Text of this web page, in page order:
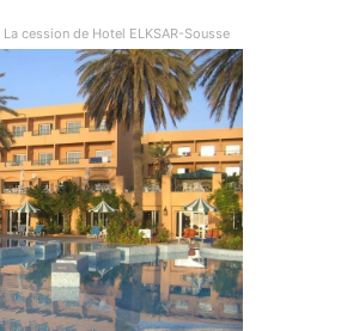
La cession de Hotel ELKSAR-Sousse